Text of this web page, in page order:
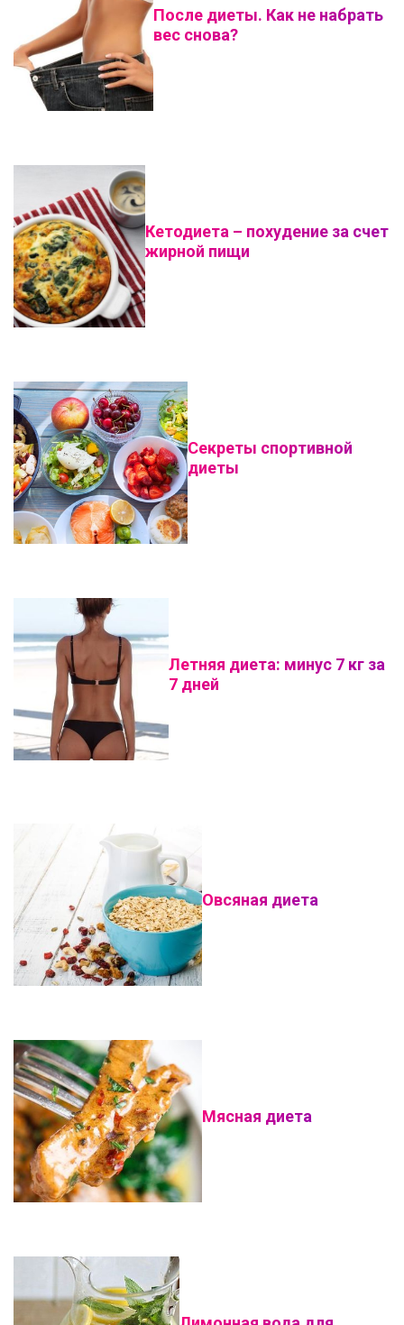
После диеты. Как не набрать
вес снова?
Кетодиета – похудение за счет
жирной пищи
Секреты спортивной
диеты
Летняя диета: минус 7 кг за
7 дней
Овсяная диета
Мясная диета